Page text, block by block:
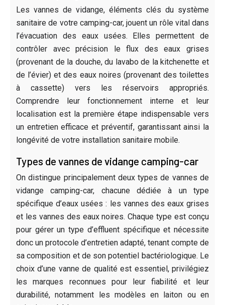
Les vannes de vidange, éléments clés du système
sanitaire de votre camping-car, jouent un rôle vital dans
l’évacuation des eaux usées. Elles permettent de
contrôler avec précision le flux des eaux grises
(provenant de la douche, du lavabo de la kitchenette et
de l’évier) et des eaux noires (provenant des toilettes
à cassette) vers les réservoirs appropriés.
Comprendre leur fonctionnement interne et leur
localisation est la première étape indispensable vers
un entretien efficace et préventif, garantissant ainsi la
longévité de votre installation sanitaire mobile.
Types de vannes de vidange camping-car
On distingue principalement deux types de vannes de
vidange camping-car, chacune dédiée à un type
spécifique d’eaux usées : les vannes des eaux grises
et les vannes des eaux noires. Chaque type est conçu
pour gérer un type d’effluent spécifique et nécessite
donc un protocole d’entretien adapté, tenant compte de
sa composition et de son potentiel bactériologique. Le
choix d’une vanne de qualité est essentiel, privilégiez
les marques reconnues pour leur fiabilité et leur
durabilité, notamment les modèles en laiton ou en